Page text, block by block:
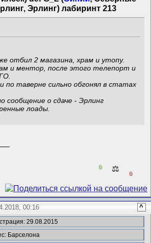
Эрлинг) лабиринт 213
отбил 2 магазина, храм и утопу.
и ментор, после этого телепорт и
по таверне сильно обгонял в статах
сообщение о сдаче - Эрлинг
лоады.
0 ⚖️
0
00:16 ^
29.08.2015
Барселона